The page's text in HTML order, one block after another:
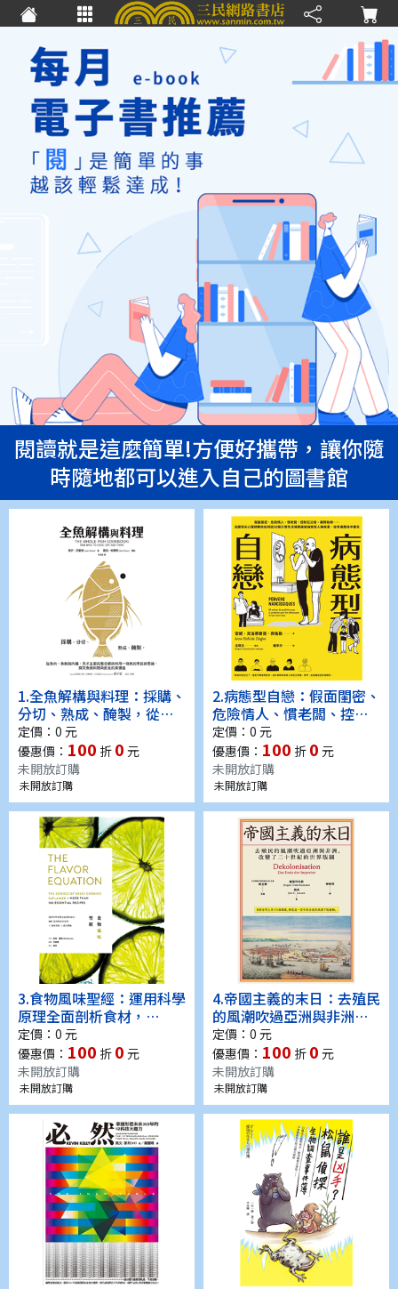
1.全魚解構與料理：採購、
分切、熟成、醃製，從魚
肉、魚鱗到內臟，天才主
廚完整分解與利用一條魚
的烹飪新思維，探究魚類
料理與飲食的真價值(電子
書)
定價：0 元
優惠價： 100 折 0 元
未開放訂購
未開放訂購
2.病態型自戀：假面閨密、
危險情人、慣老闆、控制
狂父母、親情勒索……法
國頂尖心理師教你如何從
50個日常生活場景破解自
戀型人格疾患，從有毒關
係中重生(電子書)
定價：0 元
優惠價： 100 折 0 元
未開放訂購
未開放訂購
3.食物風味聖經：運用科學
原理全面剖析食材，
100+道料理設計案例×風
味搭配×感官體驗(電子書)
定價：0 元
優惠價： 100 折 0 元
未開放訂購
未開放訂購
4.帝國主義的末日：去殖民
的風潮吹過亞洲與非洲，
改變了二十世紀的世界版
圖(電子書)
定價：0 元
優惠價： 100 折 0 元
未開放訂購
未開放訂購
閱讀就是這麼簡單!方便好攜帶，讓你隨
時隨地都可以進入自己的圖書館